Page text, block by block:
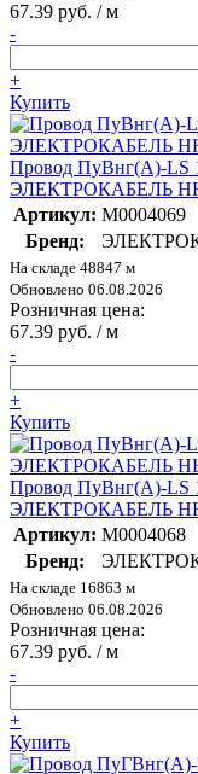
67.39 руб. / м
-
+
Купить
Провод ПуВнг(А)-LS
ЭЛЕКТРОКАБЕЛЬ НН
Артикул: M0004069
Бренд:
На складе 48847 м
Обновлено 06.08.2026
Розничная цена:
67.39 руб. / м
-
+
Купить
Провод ПуВнг(А)-LS
ЭЛЕКТРОКАБЕЛЬ НН
Артикул: M0004068
Бренд:
На складе 16863 м
Обновлено 06.08.2026
Розничная цена:
67.39 руб. / м
-
+
Купить